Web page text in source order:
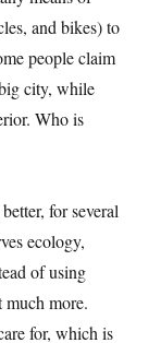
and bikes) to
people claim
city, while
Who is
for several
ecology,
of using
more.
for, which is